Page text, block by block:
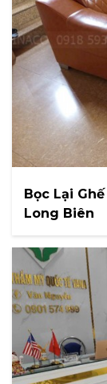
Bọc Lại
Long Biên